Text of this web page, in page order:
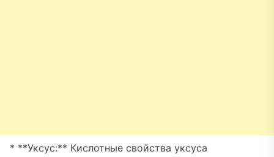
* **Уксус:** Кислотные свойства уксуса